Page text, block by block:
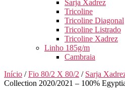
Sarja Xadrez
Tricoline
Tricoline Diagonal
Tricoline Listrado
Tricoline Xadrez
Linho 185g/m
Cambraia
Início /Fio 80/2 X 80/2 / Sarja
Collection 2020/2021 – 100%